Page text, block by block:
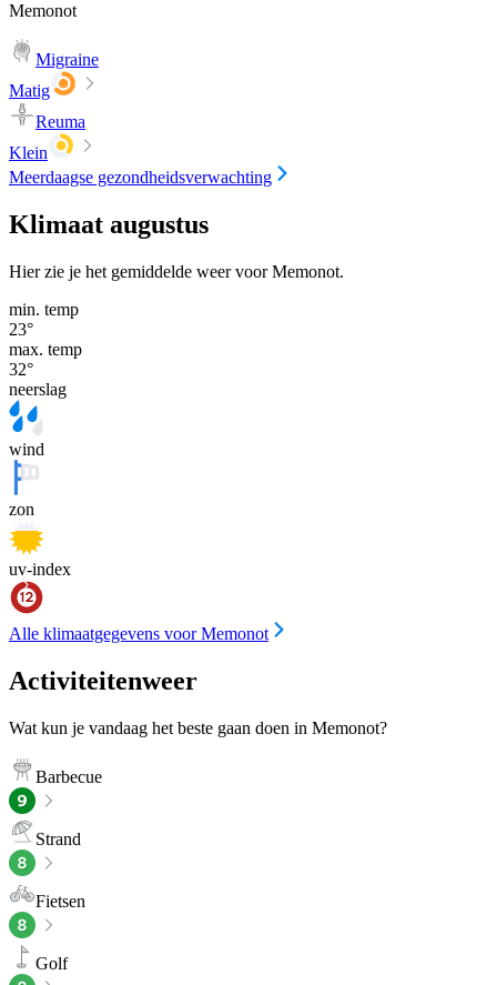
Memonot
Migraine
Matig
Reuma
Klein
Meerdaagse gezondheidsverwachting
Klimaat augustus
Hier zie je het gemiddelde weer voor Memonot.
min. temp
23°
max. temp
32°
neerslag
wind
zon
uv-index
Alle klimaatgegevens voor Memonot
Activiteitenweer
Wat kun je vandaag het beste gaan doen in Memonot?
Barbecue
Strand
Fietsen
Golf